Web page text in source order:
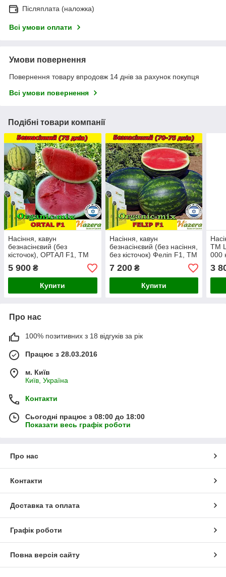
Післяплата (наложка)
Всі умови оплати
Умови повернення
Повернення товару впродовж 14 днів за рахунок покупця
Всі умови повернення
Подібні товари компанії
Насіння, кавун
безнасінєвий (без
кісточок), ОРТАЛ F1, ТМ
Нazera (Голландія) проф.
пакет 500 насінин
5 900 ₴
Купити
Насіння, кавун
безнасінєвий (без насіння,
без кісточок) Феліп F1, ТМ
Нazera (Голландія) проф.
пакет 500 насінин
7 200₴
Купити
ТМ
000
3
Про нас
100% позитивних з 18 відгуків за рік
Працює з 28.03.2016
м. Київ
Київ, Україна
Контакти
Сьогодні працює з 08:00 до 18:00
Показати весь графік роботи
Про нас
Контакти
Доставка та оплата
Графік роботи
Повна версія сайту